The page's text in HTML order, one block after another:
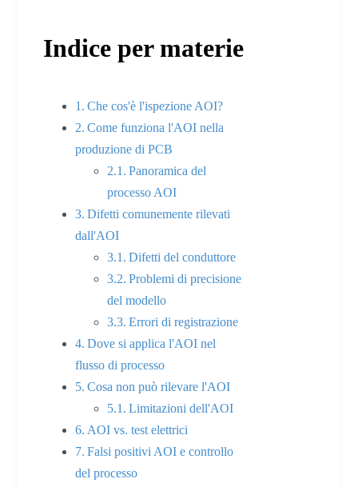
Indice per materie
Che cos'è l'ispezione AOI?
Come funziona l'AOI nella
produzione di PCB
Panoramica del
processo AOI
Difetti comunemente rilevati
dall'AOI
Difetti del conduttore
Problemi di precisione
del modello
Errori di registrazione
Dove si applica l'AOI nel
flusso di processo
Cosa non può rilevare l'AOI
Limitazioni dell'AOI
AOI vs. test elettrici
Falsi positivi AOI e controllo
del processo